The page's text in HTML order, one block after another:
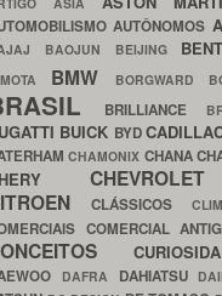
AUTÔNOMOS
BAOJUN BEIJING
BMW BORGWARD
BRILLIANCE
BUICK BYD
CHAMONIX CHANA
CLÁSSICOS
COMERCIAL
DAFRA DAHIATSU